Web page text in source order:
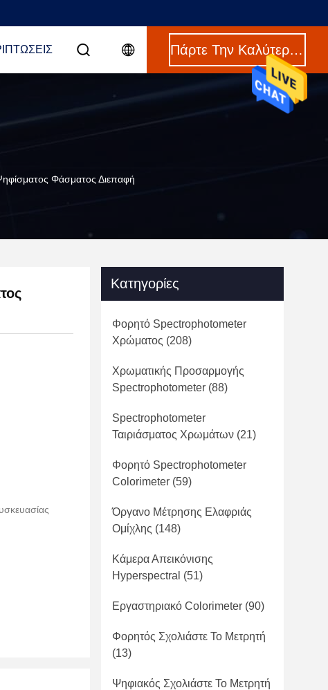
Πάρτε Την Καλύτερη Τιμή
Φάσματος Διεπαφή
Κατηγορίες
Φορητό Spectrophotometer
Χρώματος (208)
Χρωματικής Προσαρμογής
Spectrophotometer (88)
Spectrophotometer
Ταιριάσματος Χρωμάτων (21)
Φορητό Spectrophotometer
Colorimeter (59)
Όργανο Μέτρησης Ελαφριάς
Ομίχλης (148)
Κάμερα Απεικόνισης
Hyperspectral (51)
Εργαστηριακό Colorimeter (90)
Φορητός Σχολιάστε Το Μετρητή
(13)
Ψηφιακός Σχολιάστε Το Μετρητή